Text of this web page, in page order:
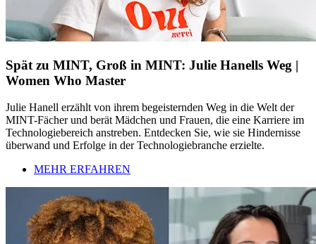
Spät zu MINT, Groß in MINT: Julie Hanells Weg |
Women Who Master
Julie Hanell erzählt von ihrem begeisternden Weg in die Welt der
MINT-Fächer und berät Mädchen und Frauen, die eine Karriere im
Technologiebereich anstreben. Entdecken Sie, wie sie Hindernisse
überwand und Erfolge in der Technologiebranche erzielte.
MEHR ERFAHREN